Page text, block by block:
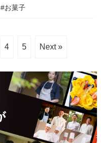
#お菓子
4 5 Next »